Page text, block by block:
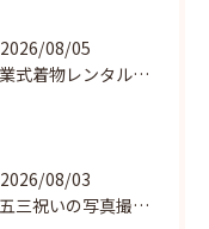
2026/08/05
卒業式着物レンタルの選び方と魅力
2026/08/03
七五三祝いの写真撮影で残す成長の瞬間